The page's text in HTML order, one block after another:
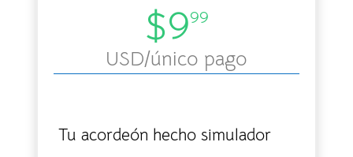
$999
USD/único pago
Tu acordeón hecho simulador